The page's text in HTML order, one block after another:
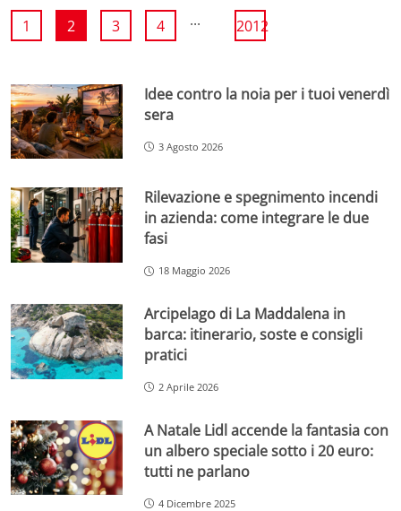
1 2 3 4 ... 2012
Idee contro la noia per i tuoi venerdì
sera
3 Agosto 2026
Rilevazione e spegnimento incendi
in azienda: come integrare le due
fasi
18 Maggio 2026
Arcipelago di La Maddalena in
barca: itinerario, soste e consigli
pratici
2 Aprile 2026
A Natale Lidl accende la fantasia con
un albero speciale sotto i 20 euro:
tutti ne parlano
4 Dicembre 2025